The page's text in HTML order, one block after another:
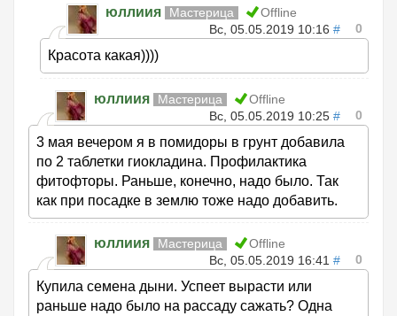
юллиия Мастерица
Offline
Вс, 05.05.2019 10:16 # 0
Красота какая))))
юллиия Мастерица
Offline
Вс, 05.05.2019 10:25 # 0
3 мая вечером я в помидоры в грунт добавила
по 2 таблетки гиокладина. Профилактика
фитофторы. Раньше, конечно, надо было. Так
как при посадке в землю тоже надо добавить.
юллиия Мастерица
Offline
Вс, 05.05.2019 16:41 # 0
Купила семена дыни. Успеет вырасти или
раньше надо было на рассаду сажать? Одна